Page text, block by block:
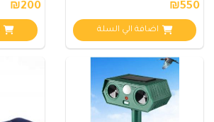
₪550
اضافة الي السلة
₪200